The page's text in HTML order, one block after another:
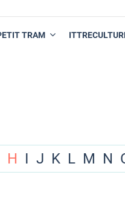
TRAM
H I J K L M N